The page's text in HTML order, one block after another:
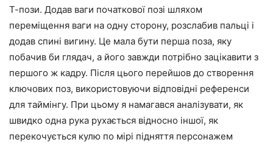
Т-пози. Додав ваги початкової позі шляхом
переміщення ваги на одну сторону, розслабив пальці і
додав спині вигину. Це мала бути перша поза, яку
побачив би глядач, а його завжди потрібно зацікавити з
першого ж кадру. Після цього перейшов до створення
ключових поз, використовуючи відповідні референси
для таймінгу. При цьому я намагався аналізувати, як
швидко одна рука рухається відносно іншої, як
перекочується кулю по мірі підняття персонажем